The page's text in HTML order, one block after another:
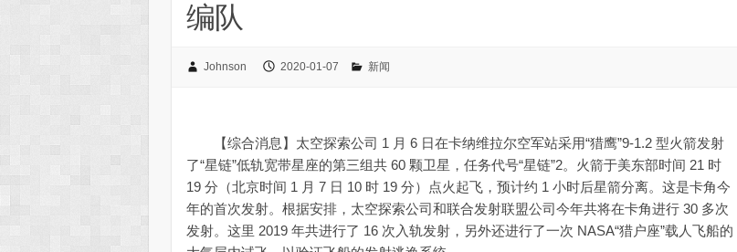
编队
Johnson 2020-01-07 新闻
【综合消息】太空探索公司 1 月 6 日在卡纳维拉尔空军站采用“猎鹰”9-1.2 型火箭发射
了“星链”低轨宽带星座的第三组共 60 颗卫星，任务代号“星链”2。火箭于美东部时间 21 时
19 分（北京时间 1 月 7 日 10 时 19 分）点火起飞，预计约 1 小时后星箭分离。这是卡角今
年的首次发射。根据安排，太空探索公司和联合发射联盟公司今年共将在卡角进行 30 多次
发射。这里 2019 年共进行了 16 次入轨发射，另外还进行了一次 NASA“猎户座”载人飞船的